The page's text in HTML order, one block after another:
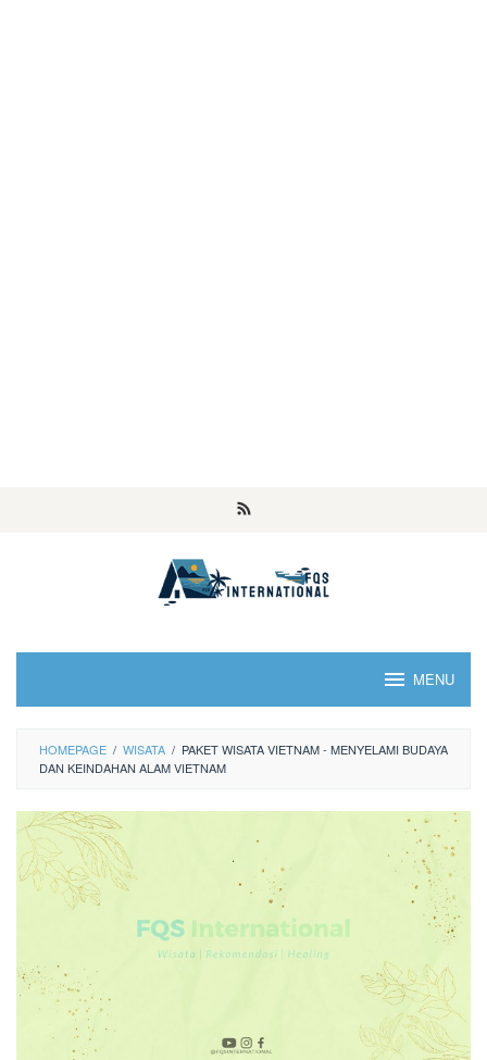
MENU
HOMEPAGE / WISATA / PAKET WISATA VIETNAM - MENYELAMI BUDAYA
DAN KEINDAHAN ALAM VIETNAM